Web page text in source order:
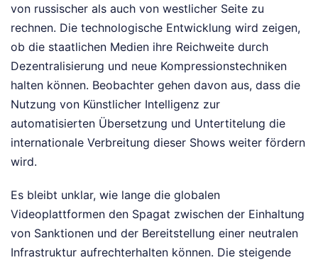
von russischer als auch von westlicher Seite zu
rechnen. Die technologische Entwicklung wird zeigen,
ob die staatlichen Medien ihre Reichweite durch
Dezentralisierung und neue Kompressionstechniken
halten können. Beobachter gehen davon aus, dass die
Nutzung von Künstlicher Intelligenz zur
automatisierten Übersetzung und Untertitelung die
internationale Verbreitung dieser Shows weiter fördern
wird.
Es bleibt unklar, wie lange die globalen
Videoplattformen den Spagat zwischen der Einhaltung
von Sanktionen und der Bereitstellung einer neutralen
Infrastruktur aufrechterhalten können. Die steigende